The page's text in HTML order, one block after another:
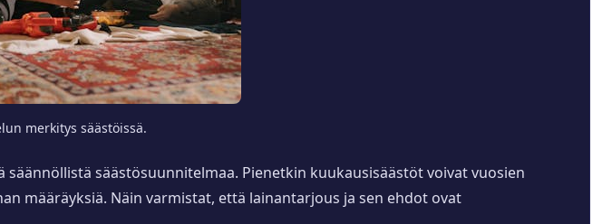
merkitys säästöissä.
säästösuunnitelmaa. Pienetkin kuukausisäästöt voivat vuosien
määräyksiä. Näin varmistat, että lainantarjous ja sen ehdot ovat